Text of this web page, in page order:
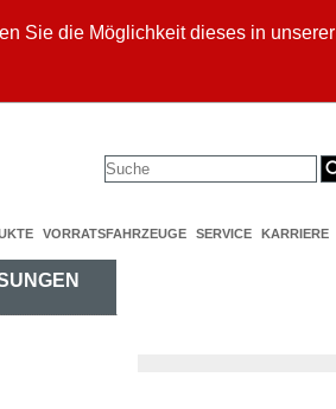
Sie die Möglichkeit dieses in unserer
VORRATSFAHRZEUGE SERVICE KARRIERE